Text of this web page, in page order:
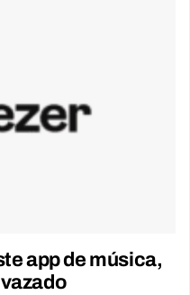
app de música,